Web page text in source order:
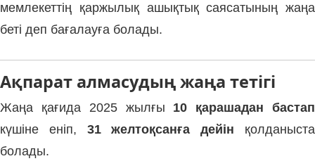
мемлекеттің қаржылық ашықтық саясатының жаңа
беті деп бағалауға болады.
Ақпарат алмасудың жаңа тетігі
Жаңа қағида 2025 жылғы 10 қарашадан бастап
күшіне еніп, 31 желтоқсанға дейін қолданыста
болады.